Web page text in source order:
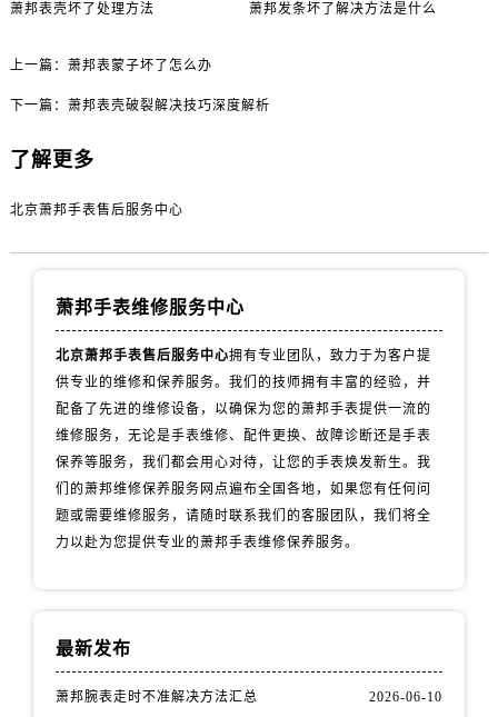
萧邦表壳坏了处理方法 萧邦发条坏了解决方法是什么
上一篇： 萧邦表蒙子坏了怎么办
下一篇： 萧邦表壳破裂解决技巧深度解析
了解更多
北京萧邦手表售后服务中心
萧邦手表维修服务中心
北京萧邦手表售后服务中心拥有专业团队，致力于为客户提
供专业的维修和保养服务。我们的技师拥有丰富的经验，并
配备了先进的维修设备，以确保为您的萧邦手表提供一流的
维修服务，无论是手表维修、配件更换、故障诊断还是手表
保养等服务，我们都会用心对待，让您的手表焕发新生。我
们的萧邦维修保养服务网点遍布全国各地，如果您有任何问
题或需要维修服务，请随时联系我们的客服团队，我们将全
力以赴为您提供专业的萧邦手表维修保养服务。
最新发布
萧邦腕表走时不准解决方法汇总 2026-06-10